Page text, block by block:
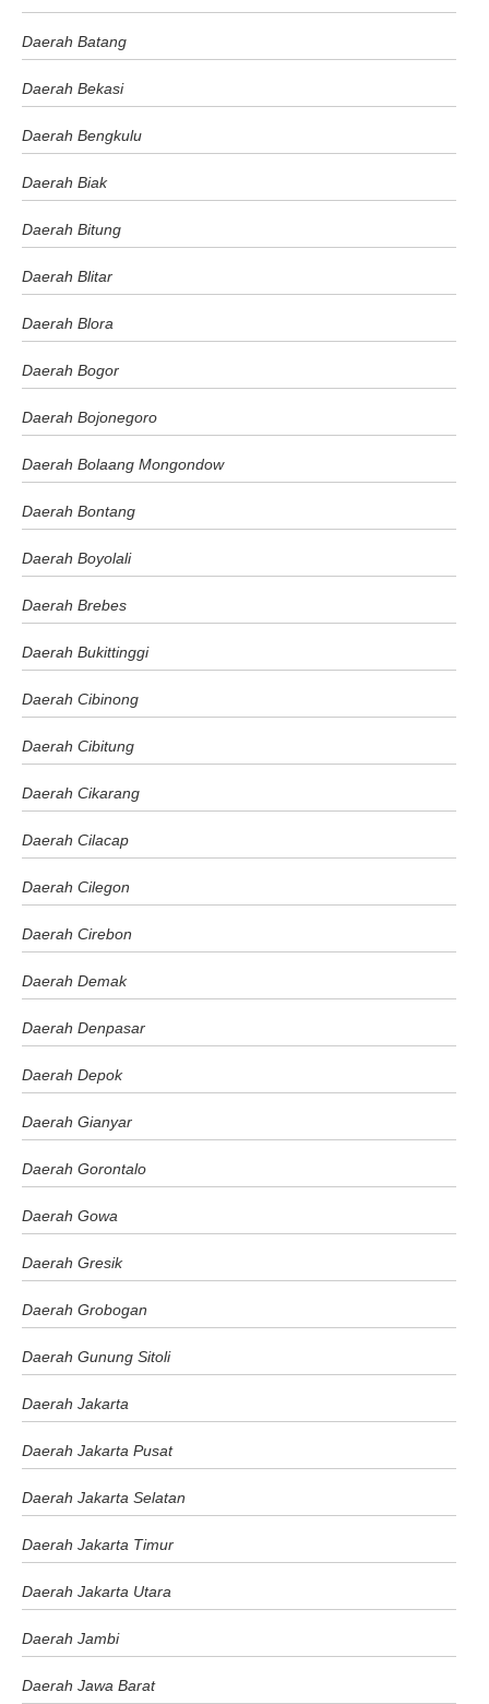
Daerah Batang
Daerah Bekasi
Daerah Bengkulu
Daerah Biak
Daerah Bitung
Daerah Blitar
Daerah Blora
Daerah Bogor
Daerah Bojonegoro
Daerah Bolaang Mongondow
Daerah Bontang
Daerah Boyolali
Daerah Brebes
Daerah Bukittinggi
Daerah Cibinong
Daerah Cibitung
Daerah Cikarang
Daerah Cilacap
Daerah Cilegon
Daerah Cirebon
Daerah Demak
Daerah Denpasar
Daerah Depok
Daerah Gianyar
Daerah Gorontalo
Daerah Gowa
Daerah Gresik
Daerah Grobogan
Daerah Gunung Sitoli
Daerah Jakarta
Daerah Jakarta Pusat
Daerah Jakarta Selatan
Daerah Jakarta Timur
Daerah Jakarta Utara
Daerah Jambi
Daerah Jawa Barat